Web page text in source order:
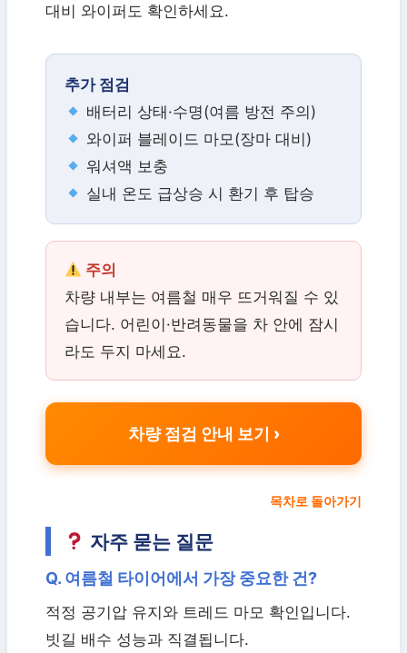
대비 와이퍼도 확인하세요.
추가 점검
배터리 상태·수명(여름 방전 주의)
와이퍼 블레이드 마모(장마 대비)
워셔액 보충
실내 온도 급상승 시 환기 후 탑승
주의
차량 내부는 여름철 매우 뜨거워질 수 있
습니다. 어린이·반려동물을 차 안에 잠시
라도 두지 마세요.
차량 점검 안내 보기
목차로 돌아가기
자주 묻는 질문
Q. 여름철 타이어에서 가장 중요한 건?
적정 공기압 유지와 트레드 마모 확인입니다.
빗길 배수 성능과 직결됩니다.